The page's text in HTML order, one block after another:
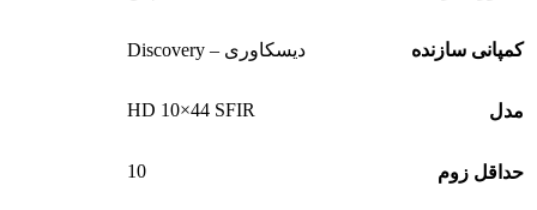
کمپانی سازنده دیسکاوری – Discovery
مدل HD 10×44 SFIR
حداقل زوم 10